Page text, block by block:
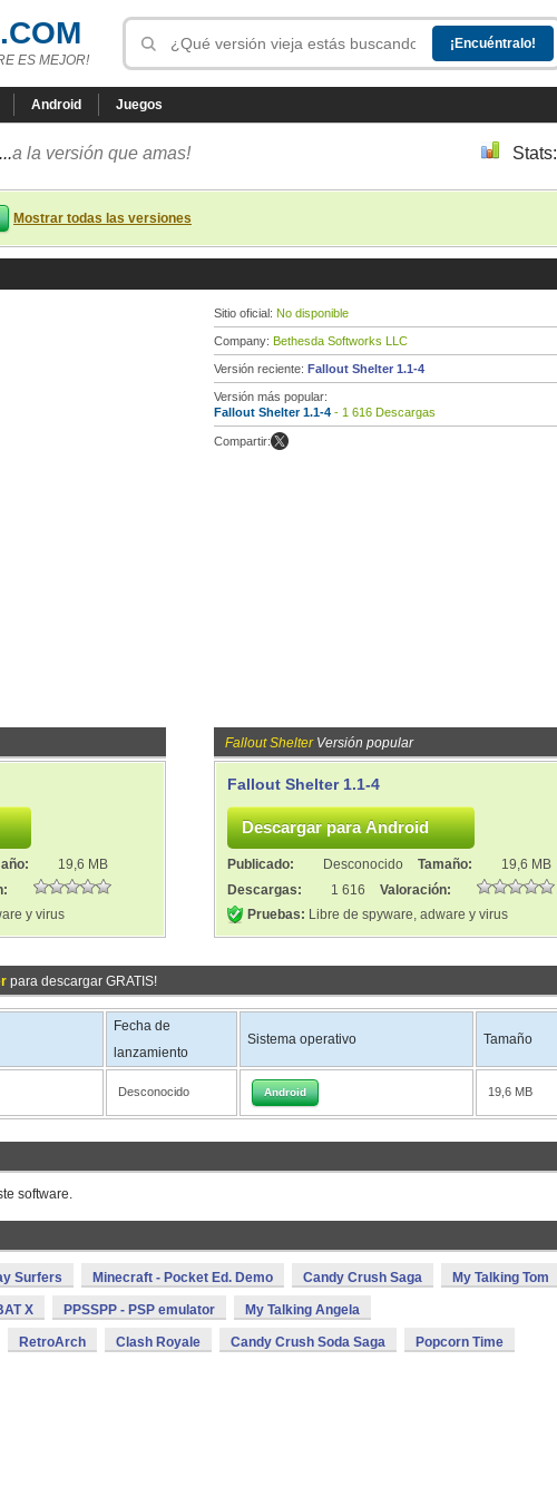
ES MEJOR!
Android Juegos
a la versión que amas! Stats:
Mostrar todas las versiones
Sitio oficial: No disponible
Company: Bethesda Softworks LLC
Versión reciente: Fallout Shelter 1.1-4
Versión más popular:
Fallout Shelter 1.1-4 - 1 616 Descargas
Compartir:
19,6 MB
y virus
Fallout ShelterVersión popular
Fallout Shelter 1.1-4
Publicado: Desconocido Tamaño:
19,6 MB
Descargas:
1 616
Valoración:
Pruebas: Libre de spyware, adware y virus
para descargar GRATIS!
Fecha de
lanzamiento
Sistema operativo Tamaño
Desconocido Android 19,6 MB
software.
Surfers Minecraft - Pocket Ed. Demo Candy Crush Saga My Talking Tom
X PPSSPP - PSP emulator My Talking Angela
RetroArch Clash Royale Candy Crush Soda Saga Popcorn Time